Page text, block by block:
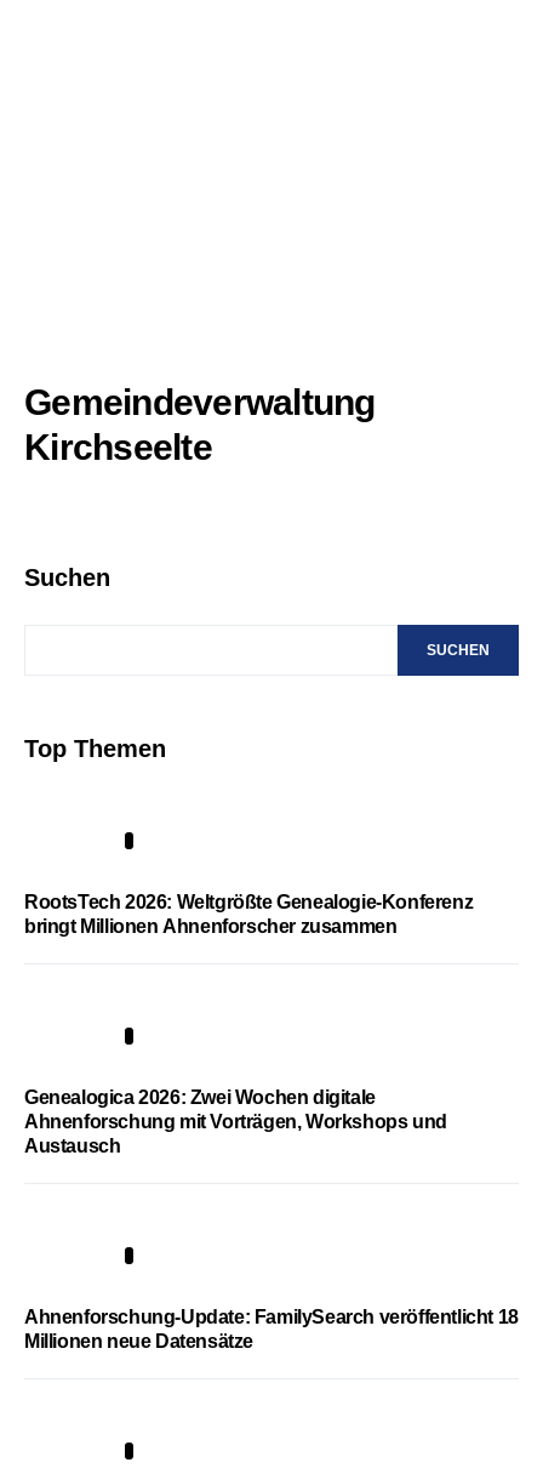
Gemeindeverwaltung
Kirchseelte
Suchen
SUCHEN
Top Themen
RootsTech 2026: Weltgrößte Genealogie-Konferenz
bringt Millionen Ahnenforscher zusammen
Genealogica 2026: Zwei Wochen digitale
Ahnenforschung mit Vorträgen, Workshops und
Austausch
Ahnenforschung-Update: FamilySearch veröffentlicht 18
Millionen neue Datensätze